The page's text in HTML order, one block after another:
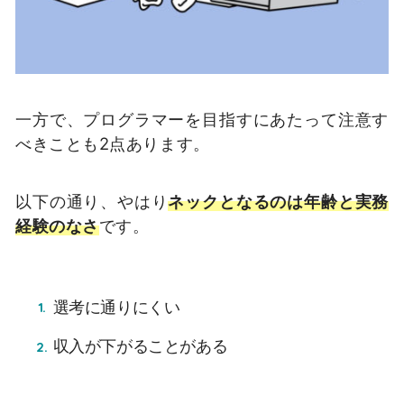
一方で、プログラマーを目指すにあたって注意す
べきことも2点あります。
以下の通り、やはりネックとなるのは年齢と実務
経験のなさです。
選考に通りにくい
収入が下がることがある